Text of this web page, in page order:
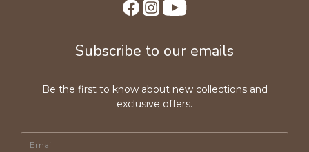
Subscribe to our emails
Be the first to know about new collections and
exclusive offers.